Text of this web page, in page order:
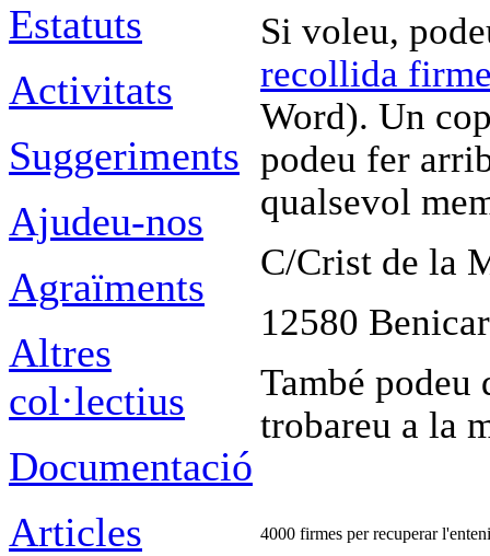
Estatuts
Activitats
Suggeriments
Ajudeu-nos
Agraïments
Altres
col·lectius
Documentació
Articles
Si voleu,
recollida
Word). Un
podeu fer
qualsevol
C/Crist de la
12580
També
trobareu a la
4000 firmes per recuperar